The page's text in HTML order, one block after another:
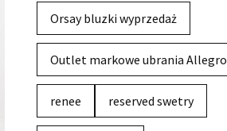
Orsay bluzki wyprzedaż
Outlet markowe ubrania Allegro
renee reserved swetry